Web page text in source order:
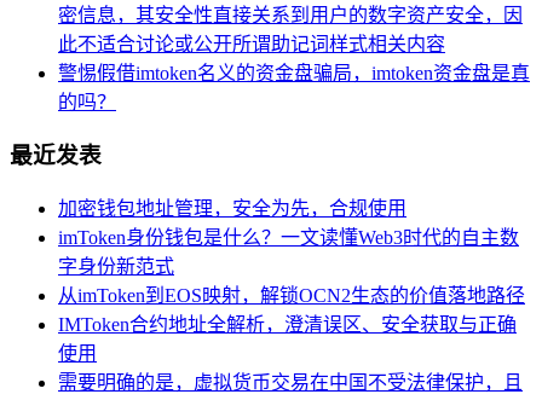
密信息，其安全性直接关系到用户的数字资产安全，因
此不适合讨论或公开所谓助记词样式相关内容
警惕假借imtoken名义的资金盘骗局，imtoken资金盘是真
的吗？
最近发表
加密钱包地址管理，安全为先，合规使用
imToken身份钱包是什么？一文读懂Web3时代的自主数
字身份新范式
从imToken到EOS映射，解锁OCN2生态的价值落地路径
IMToken合约地址全解析，澄清误区、安全获取与正确
使用
需要明确的是，虚拟货币交易在中国不受法律保护，且